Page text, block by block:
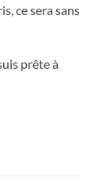
ce sera sans
prête à